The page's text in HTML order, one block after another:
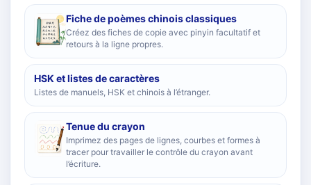
Fiche de poèmes chinois classiques
Créez des fiches de copie avec pinyin facultatif et
retours à la ligne propres.
HSK et listes de caractères
Listes de manuels, HSK et chinois à l’étranger.
Tenue du crayon
Imprimez des pages de lignes, courbes et formes à
tracer pour travailler le contrôle du crayon avant
l’écriture.